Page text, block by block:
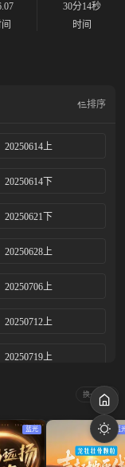
30分14秒
时间
排序
20250614上
20250614下
20250621下
20250628上
20250706上
20250712上
20250719上
20250726中
20250802上
换一换
蓝光 蓝